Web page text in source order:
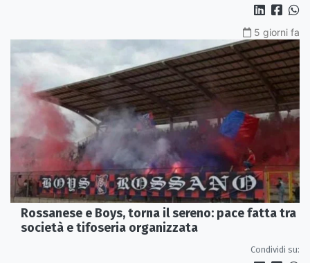
5 giorni fa
Rossanese e Boys, torna il sereno: pace fatta tra
società e tifoseria organizzata
Condividi su: